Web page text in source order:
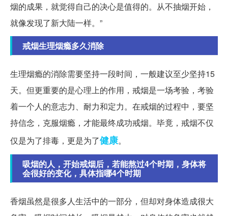
烟的成果，就觉得自己的决心是值得的。从不抽烟开始，
就像发现了新大陆一样。”
戒烟生理烟瘾多久消除
生理烟瘾的消除需要坚持一段时间，一般建议至少坚持15
天。但更重要的是心理上的作用，戒烟是一场考验，考验
着一个人的意志力、耐力和定力。在戒烟的过程中，要坚
持信念，克服烟瘾，才能最终成功戒烟。毕竟，戒烟不仅
仅是为了排毒，更是为了健康。
吸烟的人，开始戒烟后，若能熬过4个时期，身体将
会很好的变化，具体指哪4个时期
香烟虽然是很多人生活中的一部分，但却对身体造成很大